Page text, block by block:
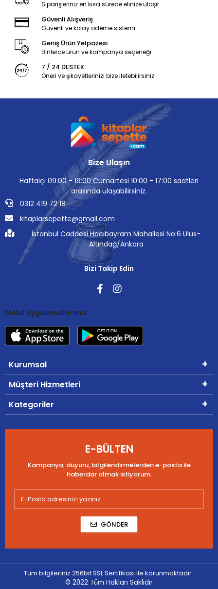
Siparişleriniz en kısa sürede elinize ulaşır.
Güvenli Alışveriş
Güvenli ve kolay ödeme sistemi
Geniş Ürün Yelpazesi
Binlerce ürün ve kampanya seçeneği
7 / 24 DESTEK
Öneri ve şikayetlerinizi bize iletebilirsiniz.
Bize Ulaşın
Haftaiçi 09:00 - 19:00 Cumartesi 10:00 - 17:00 saatleri
arasında ulaşabilirsiniz.
0312 419 72 18
kitaplarsepette@gmail.com
İstanbul Caddesi Hacıbayram Mahallesi No:6 Ulus-
Altındağ/Ankara
Bizi Takip Edin
Mobil Uygulamalarımız
Kurumsal
Müşteri Hizmetleri
Kategoriler
E-BÜLTEN
Kampanya, duyuru, bilgilendirmelerden e-posta ile
haberdar olmak istiyorum.
GÖNDER
Tüm bilgileriniz 256bit SSL Sertifikası ile korunmaktadır.
© 2022 Tüm Hakları Saklıdır